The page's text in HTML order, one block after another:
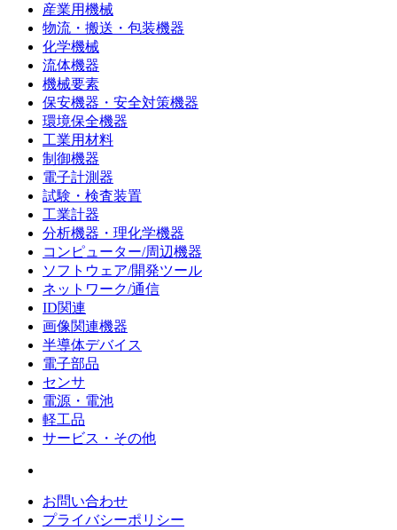
産業用機械
物流・搬送・包装機器
化学機械
流体機器
機械要素
保安機器・安全対策機器
環境保全機器
工業用材料
制御機器
電子計測器
試験・検査装置
工業計器
分析機器・理化学機器
コンピューター/周辺機器
ソフトウェア/開発ツール
ネットワーク/通信
ID関連
画像関連機器
半導体デバイス
電子部品
センサ
電源・電池
軽工品
サービス・その他
お問い合わせ
プライバシーポリシー